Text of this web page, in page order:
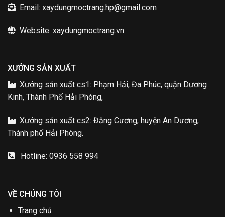
Email: xaydungmoctrang.hp@gmail.com
Website: xaydungmoctrang.vn
XƯỞNG SẢN XUẤT
Xưởng sản xuất cs1: Phạm Hải, Đa Phúc, quận Dương
Kinh, Thành Phố Hải Phòng,
Xưởng sản xuất cs2: Đăng Cương, huyện An Dương,
Thành phố Hải Phòng.
Hotline: 0936 558 994
VỀ CHÚNG TÔI
Trang chủ